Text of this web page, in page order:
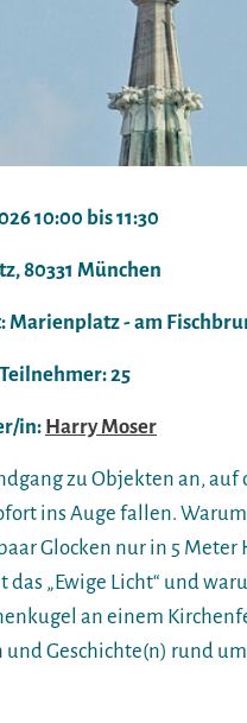
10:00 bis 11:30
80331 München
Marienplatz - am
25
in: Harry Moser
zu Objekten an, auf
ins Auge fallen.
Glocken nur in 5 Meter
das „Ewige Licht“ und
an einem
Geschichte(n) rund